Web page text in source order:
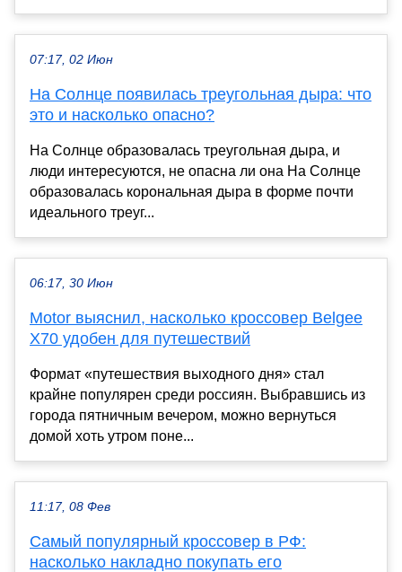
07:17, 02 Июн
На Солнце появилась треугольная дыра: что
это и насколько опасно?
На Солнце образовалась треугольная дыра, и
люди интересуются, не опасна ли она На Солнце
образовалась корональная дыра в форме почти
идеального треуг...
06:17, 30 Июн
Motor выяснил, насколько кроссовер Belgee
X70 удобен для путешествий
Формат «путешествия выходного дня» стал
крайне популярен среди россиян. Выбравшись из
города пятничным вечером, можно вернуться
домой хоть утром поне...
11:17, 08 Фев
Самый популярный кроссовер в РФ:
насколько накладно покупать его